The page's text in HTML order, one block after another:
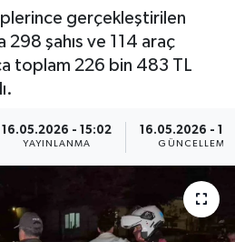
gerçekleştirilen
298 şahıs ve 114 araç
toplam 226 bin 483 TL
16.05.2026 - 15:02
YAYINLANMA
16.05.2026 -
GÜNCELLEME